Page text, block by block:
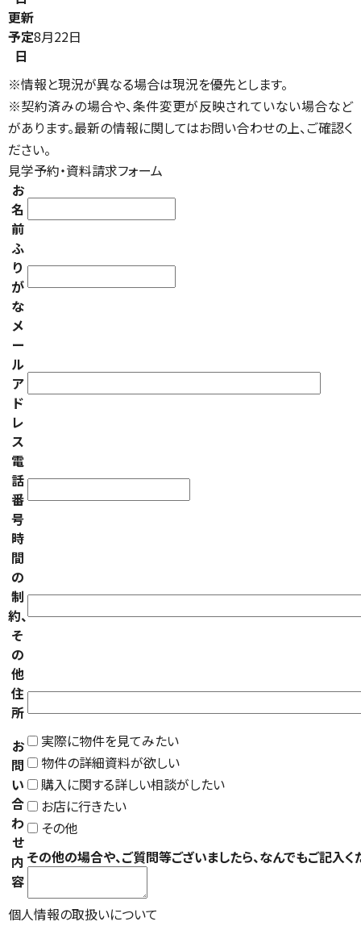
更新
予定
日
8月22日
※情報と現況が異なる場合は現況を優先とします。
※契約済みの場合や、条件変更が反映されていない場合など
があります。最新の情報に関してはお問い合わせの上、ご確認く
ださい。
見学予約・資料請求フォーム
お
名
前
ふ
り
が
な
メ
ー
ル
ア
ド
レ
ス
電
話
番
号
時
間
の
制
約、
そ
の
他
住
所
お
問
い
合
わ
せ
内
容
実際に物件を見てみたい
物件の詳細資料が欲しい
購入に関する詳しい相談がしたい
お店に行きたい
その他
その他の場合や、ご質問等ございましたら、なんでもご記入く
個人情報の取扱いについて